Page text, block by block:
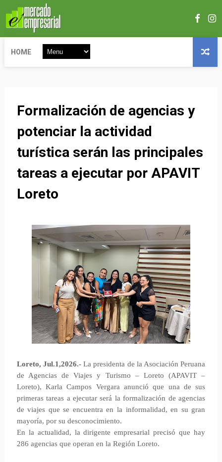
HOME
Formalización de agencias y
potenciar la actividad
turística serán las principales
tareas a ejecutar por APAVIT
Loreto
Loreto, Jul.1,2026.- La presidenta de la Asociación Peruana
de Agencias de Viajes y Turismo – Loreto (APAVIT –
Loreto), Karla Campos Vergara anunció que una de sus
primeras tareas a ejecutar será la formalización de agencias
de viajes que se encuentra en la informalidad, en su gran
mayoría, por su desconocimiento.
En la actualidad, la dirigente empresarial precisó que hay
286 agencias que operan en la Región Loreto.